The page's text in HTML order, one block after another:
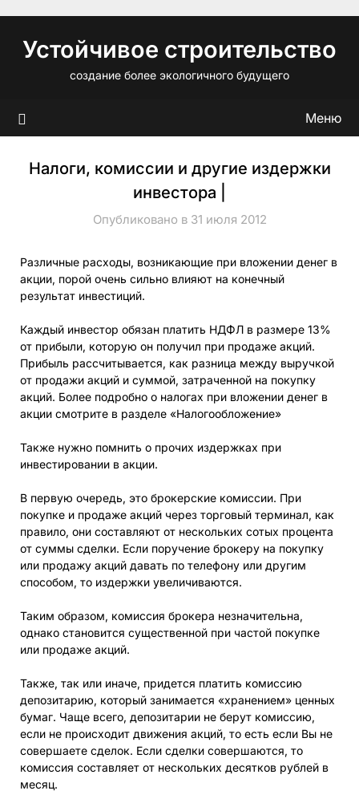
содержимому
Устойчивое строительство
создание более экологичного будущего
Меню
Налоги, комиссии и другие издержки
инвестора |
Опубликовано в 31 июля 2012
Различные расходы, возникающие при вложении денег в
акции, порой очень сильно влияют на конечный
результат инвестиций.
Каждый инвестор обязан платить НДФЛ в размере 13%
от прибыли, которую он получил при продаже акций.
Прибыль рассчитывается, как разница между выручкой
от продажи акций и суммой, затраченной на покупку
акций. Более подробно о налогах при вложении денег в
акции смотрите в разделе «Налогообложение»
Также нужно помнить о прочих издержках при
инвестировании в акции.
В первую очередь, это брокерские комиссии. При
покупке и продаже акций через торговый терминал, как
правило, они составляют от нескольких сотых процента
от суммы сделки. Если поручение брокеру на покупку
или продажу акций давать по телефону или другим
способом, то издержки увеличиваются.
Таким образом, комиссия брокера незначительна,
однако становится существенной при частой покупке
или продаже акций.
Также, так или иначе, придется платить комиссию
депозитарию, который занимается «хранением» ценных
бумаг. Чаще всего, депозитарии не берут комиссию,
если не происходит движения акций, то есть если Вы не
совершаете сделок. Если сделки совершаются, то
комиссия составляет от нескольких десятков рублей в
месяц.